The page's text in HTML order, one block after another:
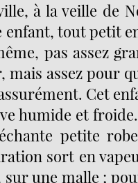
à la veille de
enfant, tout petit
pas assez
mais assez pour
Cet
humide et
petite
sort en
sur une malle ;